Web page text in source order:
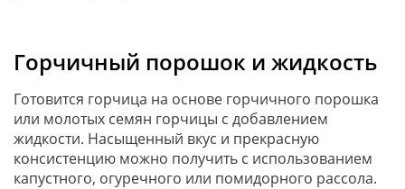
Горчичный порошок и жидкость
Готовится горчица на основе горчичного порошка
или молотых семян горчицы с добавлением
жидкости. Насыщенный вкус и прекрасную
консистенцию можно получить с использованием
капустного, огуречного или помидорного рассола.